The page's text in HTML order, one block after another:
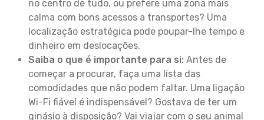
no centro de tudo, ou prefere uma zona mais
calma com bons acessos a transportes? Uma
localização estratégica pode poupar-lhe tempo e
dinheiro em deslocações.
Saiba o que é importante para si: Antes de
começar a procurar, faça uma lista das
comodidades que não podem faltar. Uma ligação
Wi-Fi fiável é indispensável? Gostava de ter um
ginásio à disposição? Vai viajar com o seu animal